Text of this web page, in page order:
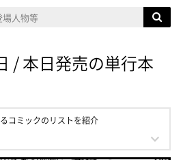
/ 本日発売の単行本
コミックのリストを紹介